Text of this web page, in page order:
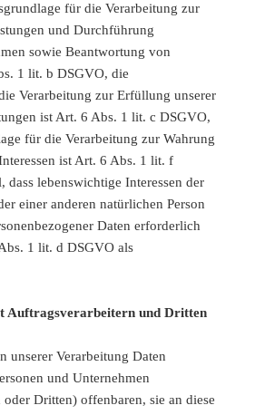
für die Verarbeitung zur
und Durchführung
sowie Beantwortung von
1 lit. b DSGVO, die
Verarbeitung zur Erfüllung unserer
ist Art. 6 Abs. 1 lit. c DSGVO,
für die Verarbeitung zur Wahrung
ist Art. 6 Abs. 1 lit. f
dass lebenswichtige Interessen der
einer anderen natürlichen Person
Daten erforderlich
1 lit. d DSGVO als
Auftragsverarbeitern und Dritten
unserer Verarbeitung Daten
und Unternehmen
Dritten) offenbaren, sie an diese